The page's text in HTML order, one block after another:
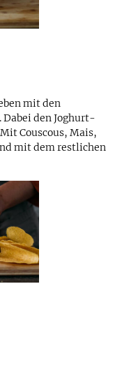
mit den
den Joghurt-
Couscous, Mais,
mit dem restlichen